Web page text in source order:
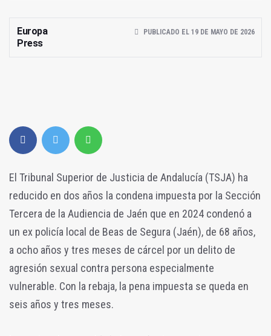
Europa
Press
PUBLICADO EL 19 DE MAYO DE 2026
El Tribunal Superior de Justicia de Andalucía (TSJA) ha
reducido en dos años la condena impuesta por la Sección
Tercera de la Audiencia de Jaén que en 2024 condenó a
un ex policía local de Beas de Segura (Jaén), de 68 años,
a ocho años y tres meses de cárcel por un delito de
agresión sexual contra persona especialmente
vulnerable. Con la rebaja, la pena impuesta se queda en
seis años y tres meses.